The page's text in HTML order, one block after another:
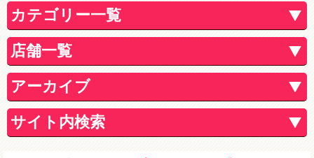
カテゴリー一覧
店舗一覧
アーカイブ
サイト内検索